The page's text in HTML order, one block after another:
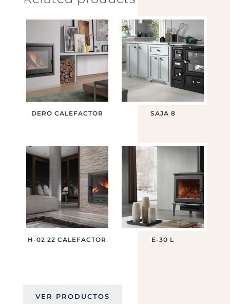
DERO CALEFACTOR SAJA 8
H-02 22 CALEFACTOR E-30 L
VER PRODUCTOS